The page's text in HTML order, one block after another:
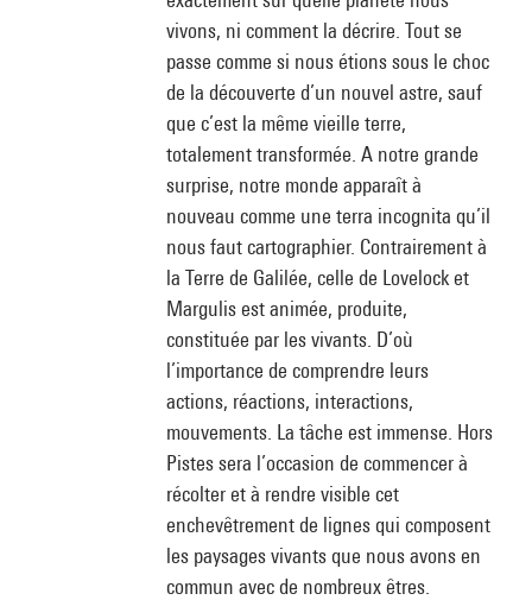
vivons, ni comment la décrire. Tout se
passe comme si nous étions sous le choc
de la découverte d’un nouvel astre, sauf
que c’est la même vieille terre,
totalement transformée. A notre grande
surprise, notre monde apparaît à
nouveau comme une terra incognita qu’il
nous faut cartographier. Contrairement à
la Terre de Galilée, celle de Lovelock et
Margulis est animée, produite,
constituée par les vivants. D’où
l’importance de comprendre leurs
actions, réactions, interactions,
mouvements. La tâche est immense. Hors
Pistes sera l’occasion de commencer à
récolter et à rendre visible cet
enchevêtrement de lignes qui composent
les paysages vivants que nous avons en
commun avec de nombreux êtres.